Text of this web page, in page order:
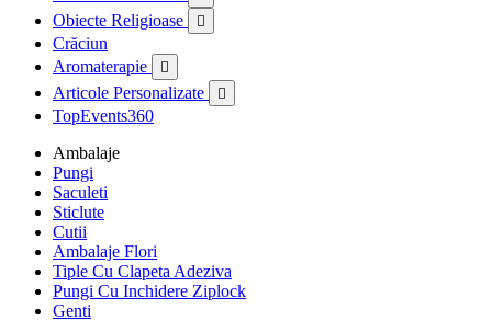
Obiecte Religioase 
Crăciun
Aromaterapie

Articole Personalizate 
TopEvents360
Ambalaje
Pungi
Saculeti
Sticlute
Cutii
Ambalaje Flori
Tiple Cu Clapeta Adeziva
Pungi Cu Inchidere Ziplock
Genti